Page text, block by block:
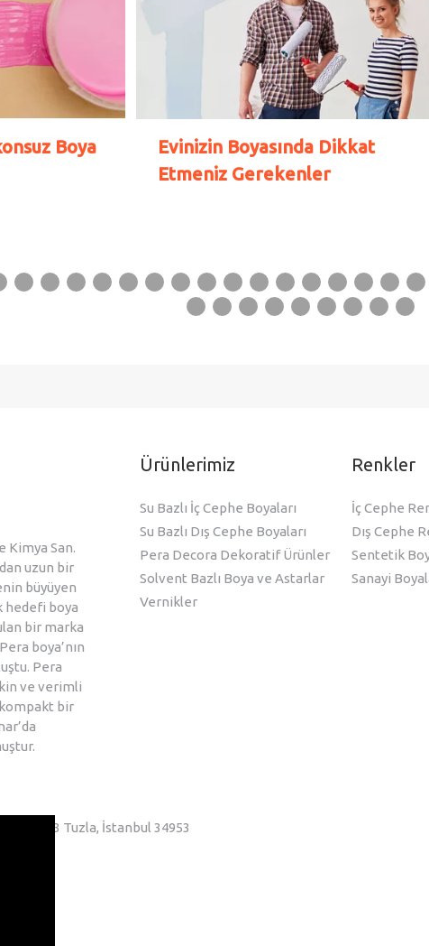
Boya
Evinizin Boyasında Dikkat
Etmeniz Gerekenler
Kimya San.
uzun bir
büyüyen
hedefi boya
bir marka
boya’nın
Pera
ve verimli
bir
Ürünlerimiz
Su Bazlı İç Cephe Boyaları
Su Bazlı Dış Cephe Boyaları
Pera Decora Dekoratif Ürünler
Solvent Bazlı Boya ve Astarlar
Vernikler
Renkler
İç Cephe
Dış Cephe
Sentetik
Sanayi
4.Sk. No.3 Tuzla, İstanbul 34953